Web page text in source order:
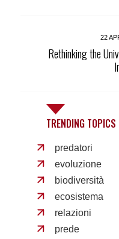
22
Rethinking the
TRENDING TOPICS
predatori
evoluzione
biodiversità
ecosistema
relazioni
prede